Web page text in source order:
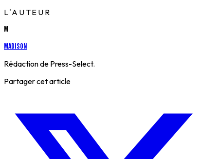
L'AUTEUR
M
Madison
Rédaction de Press-Select.
Partager cet article